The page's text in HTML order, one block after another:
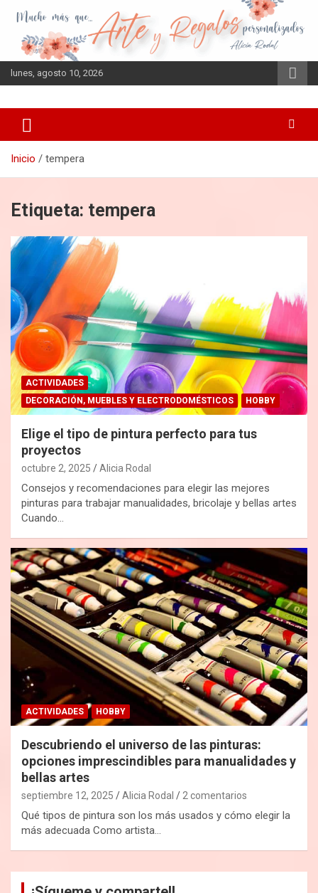
contenido
lunes, agosto 10, 2026
Inicio tempera
Etiqueta: tempera
ACTIVIDADES
DECORACIÓN, MUEBLES Y ELECTRODOMÉSTICOS
HOBBY
Elige el tipo de pintura perfecto para tus
proyectos
octubre 2, 2025 Alicia Rodal
Consejos y recomendaciones para elegir las mejores
pinturas para trabajar manualidades, bricolaje y bellas artes
Cuando…
ACTIVIDADES HOBBY
Descubriendo el universo de las pinturas:
opciones imprescindibles para manualidades y
bellas artes
septiembre 12, 2025 Alicia Rodal 2 comentarios
Qué tipos de pintura son los más usados y cómo elegir la
más adecuada Como artista…